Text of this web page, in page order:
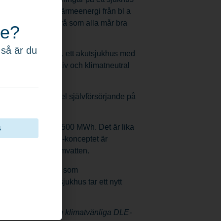
stor mängd värmeenergi från bl a
på en nivå som alla mår bra
sjukhus, ett akutsjukhus med
energieffektiv och klimatneutral
till stor del självförsörjande på
till ca 1500 MWh. Det är lika
2023, när DLE-konceptet är
värme och varmvatten.
finnas kvar som
när Västervik sjukhus tar ett nytt
och klimatvänliga DLE-
är du